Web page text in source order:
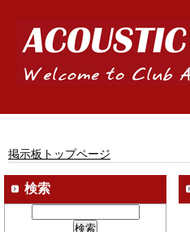
掲示板トップページ
検索